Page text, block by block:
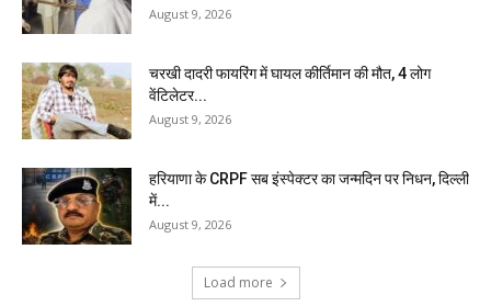
August 9, 2026
चरखी दादरी फायरिंग में घायल कीर्तिमान की मौत, 4 लोग
वेंटिलेटर...
August 9, 2026
हरियाणा के CRPF सब इंस्पेक्टर का जन्मदिन पर निधन, दिल्ली
में...
August 9, 2026
Load more